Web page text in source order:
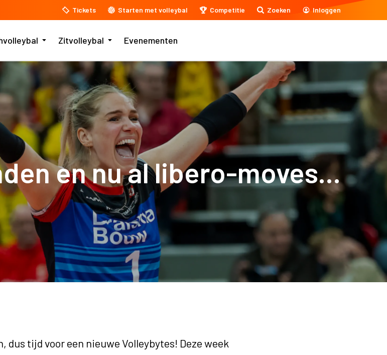
Tickets Starten met volleybal Competitie Zoeken Inloggen
Zitvolleybal Evenementen
en nu al libero-moves...
dus tijd voor een nieuwe Volleybytes! Deze week